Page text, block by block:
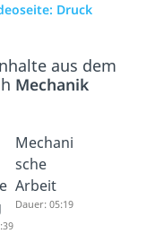
Druck
aus dem
Mechanik
Mechani
sche
Arbeit
Dauer: 05:19